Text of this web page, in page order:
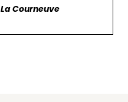
Courneuve